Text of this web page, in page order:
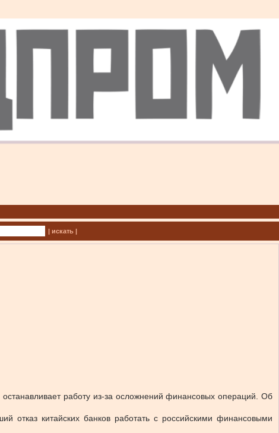
| искать |
работу из-за осложнений финансовых операций. Об
отказ китайских банков работать с российскими финансовыми